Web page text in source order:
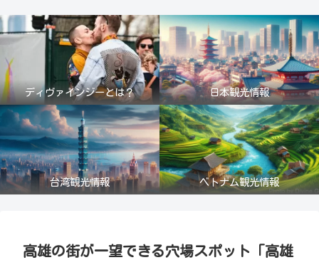
ディヴァインジーとは？ 日本観光情報
台湾観光情報 ベトナム観光情報
高雄の街が一望できる穴場スポット「高雄